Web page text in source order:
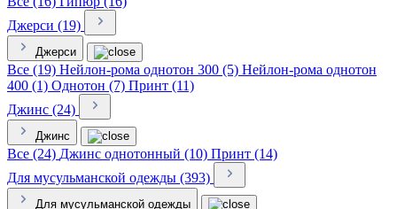
Джерси (19)
Джерси
Все (19) Нейлон-рома однотон 300 (5) Нейлон-рома однотон
400 (1) Однотон (7) Принт (11)
Джинс (24)
Джинс
Все (24) Джинс однотонный (10) Принт (14)
Для мусульманской одежды (393)
Для мусульманской одежды